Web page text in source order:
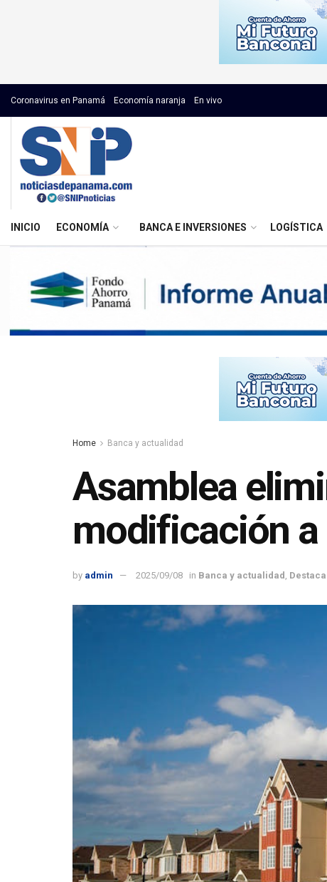
Coronavirus en Panamá Economía naranja En vivo
INICIO ECONOMÍA BANCA E INVERSIONES LOGÍSTICA
Home Banca y actualidad
Asamblea
modificación a
by admin 2025/09/08 in Banca y actualidad